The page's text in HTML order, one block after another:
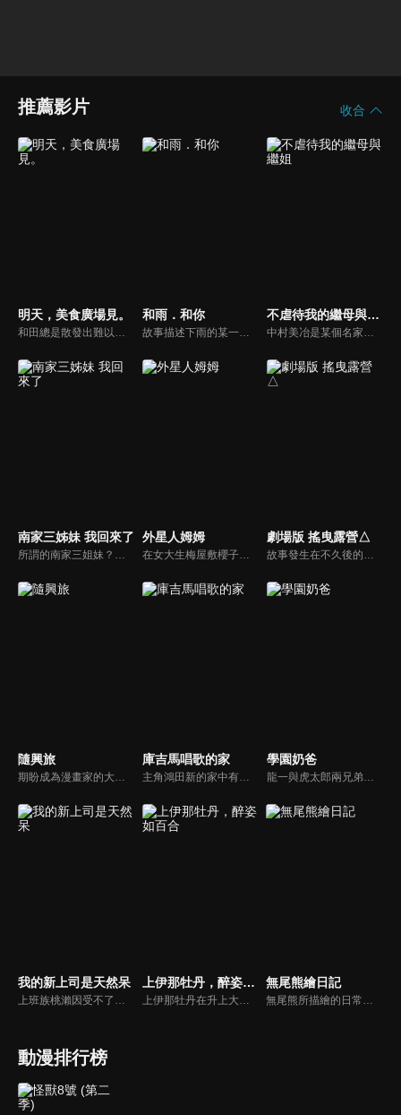
推薦影片 收合
明天，美食廣場見。
和田總是散發出難以親近的氛圍，而山本則因為辣妹風格的外表令人畏懼，兩人在班上各自總是獨來獨往。他們倆就讀不同的高中，卻幾乎每天都會在購物中心的美食廣場碰面。也不是特別要做什麼，就只是聊些瑣事，時而歡笑、時而哭泣、偶爾生氣……如此度過無所事事的時光。要不要稍微偷窺一下，這兩人輕鬆自在的放學時光呢？
和雨．和你
故事描述下雨的某一天，外表看起來酷酷的OL，在路邊撿到了一隻……會寫字、用手寫大字報自稱是「狗」的貍貓。儘管在所有人眼中，包括OL的父親與獸醫師都看出了這不是狗，貍貓也使盡渾身解數掩飾（？）自己的身分，OL卻始終對於「牠是狗」這件事深信不疑。就這樣聰明的狸貓，幫陰沉又孤僻的OL增添了更多生活情趣，日子開始變得熱鬧許多──
不虐待我的繼母與繼姐
中村美冶是某個名家的庶女，她與母親兩人過著貧困卻幸福的日子。然而某一天，她最愛的母親過世，她也因此被接回了本家鴻藏家。而在那裡等待著美冶的，是繼母昭瑠，以及繼姐茉里香與愛里沙。『繼母和繼姐們肯定很厭惡妾室的孩子……不管會被怎麼對待都放馬過來吧！』雖然美冶已經做好了心理準備，但本該令人畏懼的繼母和繼姐們……居然「完全不虐待我」！？既溫柔又溫暖，與新家人共度的日子將治癒你的心。溫馨的反差喜劇現在開幕！
南家三姊妹 我回來了
所謂的南家三姐妹？活力十足如同麻煩製造機般的日本笨蛋代表，次女夏奈。說話毒舌但其實最愛姐姐的三女千秋。總是在一旁以笑容守護著妹妹們的可靠長女春香。這是個以三姐妹為中心的溫暖故事。三姐妹的周圍有許多個性十足的朋友。時而吵架時而一起悠閒享受人生……。是部輕描淡寫出三姐妹平凡日常生活的作品。
外星人姆姆
在女大生梅屋敷櫻子的家中，忽然來了一位貓型的外星人「姆姆」，姆姆原本所居住的星球，由於星球上的技術以及知識人員皆因戰爭喪生的關係，因此頓失能夠理解超文明的知識與能力。姆姆等人為了尋回失去的科技，來到地球透過家電學習各式技術。
劇場版 搖曳露營△
故事發生在不久後的冬天。志摩凜離開故鄉山梨，在名古屋一間小出版社上班，自己一個人住。某個週末，她正計劃駕電單車出遊，卻突然收到高中時的朋友大垣千明的短訊：「我現在在名古屋。」千明在山梨的觀光推廣機構工作，正負責一個計劃，要重新發展一個幾年前關閉了的設施。
隨興旅
期盼成為漫畫家的大學生——鈴森千花，雖然獲得新人獎，卻為了遲遲無法獲得連載機會而苦惱。於是，她萌生了「好想去旅行」的念頭，並且在社群網站上隨性地舉辦了旅行地點的票選活動。沒想到投票人數多到超乎想像，搞得自己下不了台階！然而，她自身是真的擁有想去旅行的心情。既然如此，她便下定決心要依靠問卷的結果，來一場毫無計畫的隨機旅行！
庫吉馬唱歌的家
主角鴻田新的家中有個因為重考生哥哥而充滿著凝重氣氛，然而某天，他在路上意外與有著似鳥又似人的謎樣生物「庫吉馬(クジマ)」相遇後，庫吉馬便順勢地進了他們家，並打算在春天到來之前寄住在鴻田家，就此展開了奇妙又愉快的家庭生活。
學園奶爸
龍一與虎太郎兩兄弟因為空難而失去雙親。他們被同樣在空難中失去兒子與兒媳的森之宮學園的理事長所收留。可是收留的條件是龍一必須在學園內的保育室擔任保母。學園特地為了媽媽老師們設置了保育室，並且為了彌補保育室人力不足的窘況而成立了保母社，龍一順理成章的成為保母社的1號社員。
我的新上司是天然呆 上伊那牡丹，醉姿如百合 無尾熊繪日記
動漫排行榜